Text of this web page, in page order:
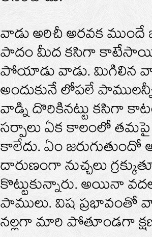
వాడు అరిచీ అరవక
పాదం మీద కసిగా కాటేసాయి.
పోయాడు వాడు. మిగిలిన
అందుకునే లోపలే
వాడ్ని దొరికినట్టు కసిగా
సర్పాలు ఏక కాలంలో
కాలేదు. ఏం
దారుణంగా నుచ్చలు
కొట్టుకున్నారు. అయినా
పాములు. విష ప్రభావంతో
నల్లగా మారి పోతూండగా